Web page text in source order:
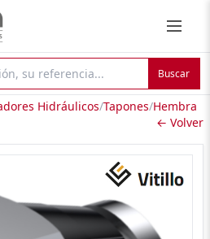
Buscar
Hidráulicos/Tapones/Hembra
← Volver